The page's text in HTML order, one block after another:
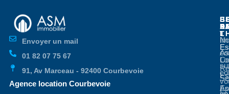
Envoyer un mail
01 82 07 75 67
91, Av Marceau - 92400 Courbevoie
Agence location Courbevoie